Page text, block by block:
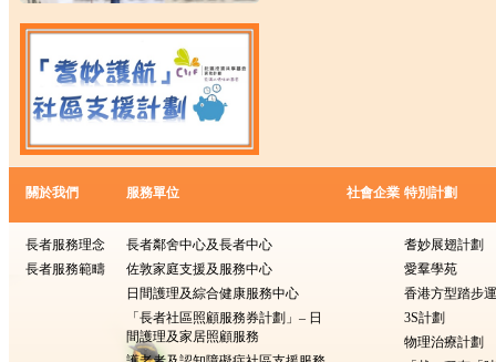
關於我們
長者服務理念
長者服務範疇
服務單位
長者鄰舍中心及長者中心
佐敦家庭支援及服務中心
日間護理及綜合健康服務中心
「長者社區照顧服務券計劃」– 日
間護理及家居照顧服務
社會企業 特別計劃
耆妙展翅計劃
愛羣學苑
香港方型踏步
3S計劃
物理治療計劃